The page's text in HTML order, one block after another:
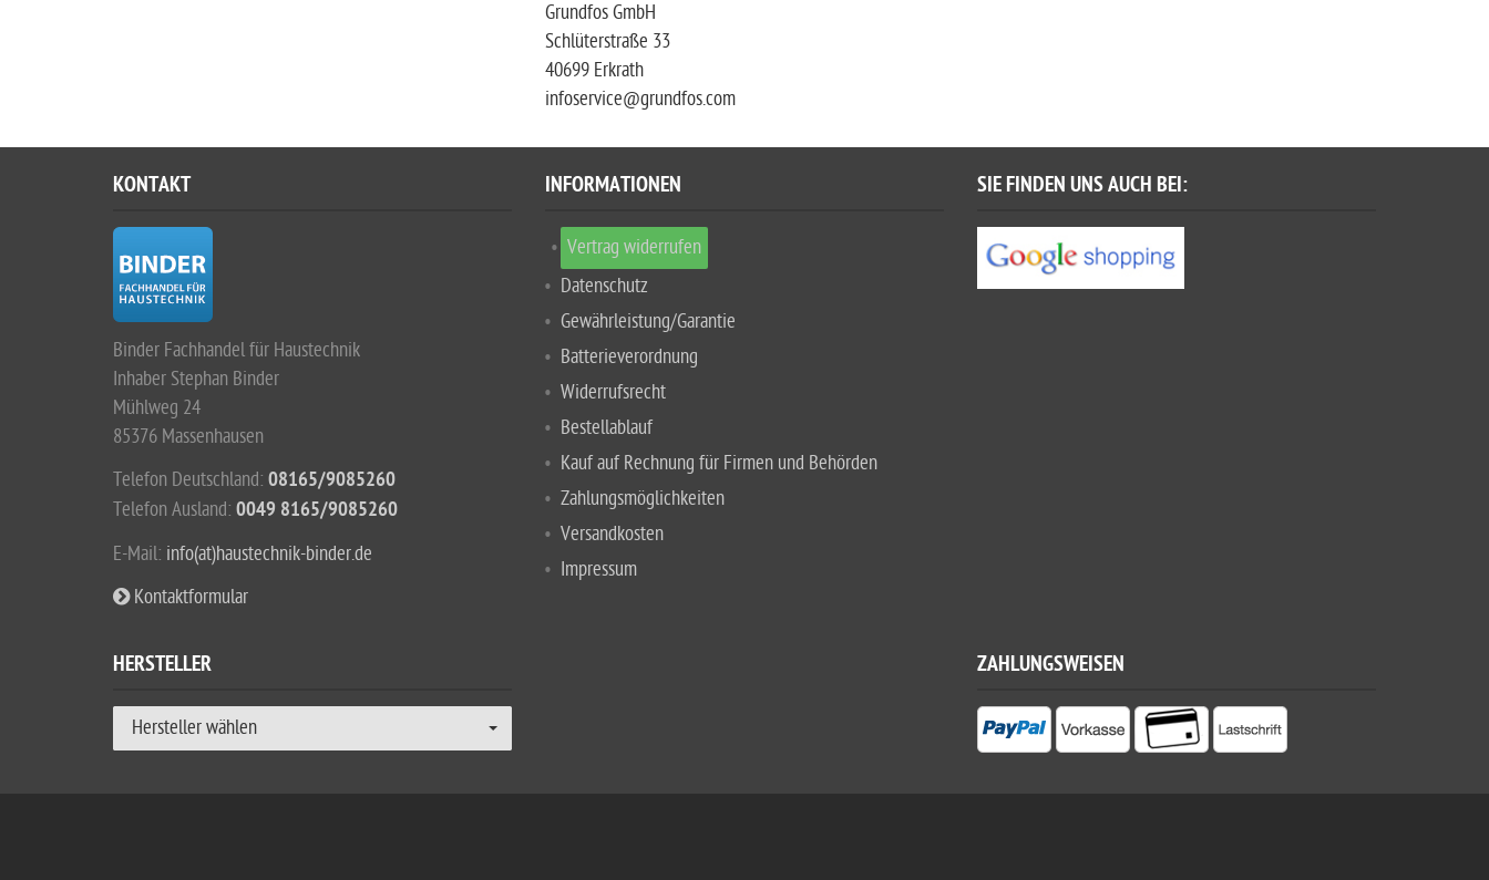
Grundfos GmbH
Schlüterstraße 33
40699 Erkrath
infoservice@grundfos.com
KONTAKT
Binder Fachhandel für Haustechnik
Inhaber Stephan Binder
Mühlweg 24
85376 Massenhausen
Telefon Deutschland: 08165/9085260
Telefon Ausland: 0049 8165/9085260
E-Mail: info(at)haustechnik-binder.de
Kontaktformular
INFORMATIONEN
Vertrag widerrufen
Datenschutz
Gewährleistung/Garantie
Batterieverordnung
Widerrufsrecht
Bestellablauf
Kauf auf Rechnung für Firmen und Behörden
Zahlungsmöglichkeiten
Versandkosten
Impressum
SIE FINDEN UNS AUCH BEI:
HERSTELLER
Hersteller wählen
ZAHLUNGSWEISEN